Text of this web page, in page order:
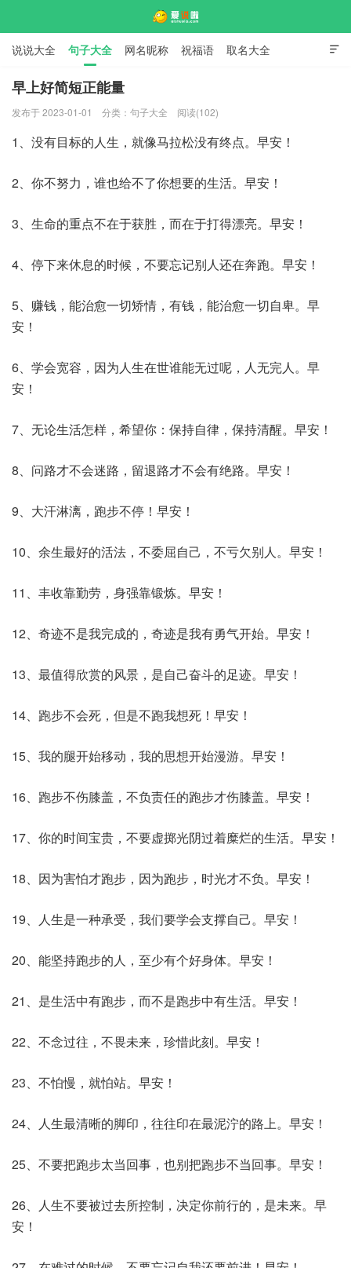

说说大全 句子大全 网名昵称 祝福语 取名大全
标语口号 签名大全
早上好简短正能量
发布于 2023-01-01 分类： 句子大全 阅读(102)
1、没有目标的人生，就像马拉松没有终点。早安！
2、你不努力，谁也给不了你想要的生活。早安！
3、生命的重点不在于获胜，而在于打得漂亮。早安！
4、停下来休息的时候，不要忘记别人还在奔跑。早安！
5、赚钱，能治愈一切矫情，有钱，能治愈一切自卑。早
安！
6、学会宽容，因为人生在世谁能无过呢，人无完人。早
安！
7、无论生活怎样，希望你：保持自律，保持清醒。早安！
8、问路才不会迷路，留退路才不会有绝路。早安！
9、大汗淋漓，跑步不停！早安！
10、余生最好的活法，不委屈自己，不亏欠别人。早安！
11、丰收靠勤劳，身强靠锻炼。早安！
12、奇迹不是我完成的，奇迹是我有勇气开始。早安！
13、最值得欣赏的风景，是自己奋斗的足迹。早安！
14、跑步不会死，但是不跑我想死！早安！
15、我的腿开始移动，我的思想开始漫游。早安！
16、跑步不伤膝盖，不负责任的跑步才伤膝盖。早安！
17、你的时间宝贵，不要虚掷光阴过着糜烂的生活。早安！
18、因为害怕才跑步，因为跑步，时光才不负。早安！
19、人生是一种承受，我们要学会支撑自己。早安！
20、能坚持跑步的人，至少有个好身体。早安！
21、是生活中有跑步，而不是跑步中有生活。早安！
22、不念过往，不畏未来，珍惜此刻。早安！
23、不怕慢，就怕站。早安！
24、人生最清晰的脚印，往往印在最泥泞的路上。早安！
25、不要把跑步太当回事，也别把跑步不当回事。早安！
26、人生不要被过去所控制，决定你前行的，是未来。早
安！